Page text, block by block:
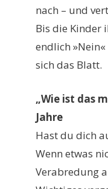
nach – und
Bis die Kinder
endlich
sich das Blatt.
„Wie ist das
Jahre
Hast du dich
Wenn etwas
Verabredung